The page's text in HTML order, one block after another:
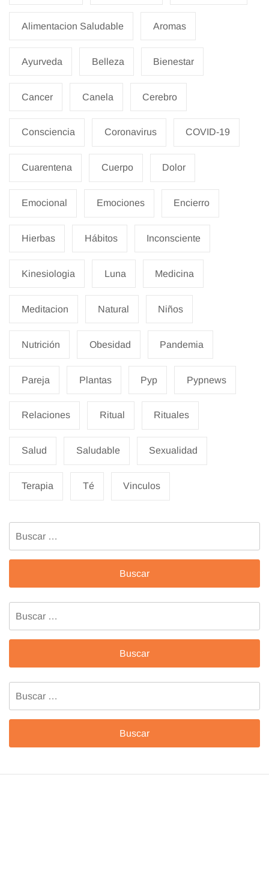
Alimentacion Saludable Aromas
Ayurveda Belleza Bienestar
Cancer Canela Cerebro
Consciencia Coronavirus COVID-19
Cuarentena Cuerpo Dolor
Emocional Emociones Encierro
Hierbas Hábitos Inconsciente
Kinesiologia Luna Medicina
Meditacion Natural Niños
Nutrición Obesidad Pandemia
Pareja Plantas Pyp Pypnews
Relaciones Ritual Rituales
Salud Saludable Sexualidad
Terapia Té Vinculos